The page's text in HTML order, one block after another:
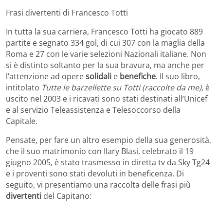
Frasi divertenti di Francesco Totti
In tutta la sua carriera, Francesco Totti ha giocato 889
partite e segnato 334 gol, di cui 307 con la maglia della
Roma e 27 con le varie selezioni Nazionali italiane. Non
si è distinto soltanto per la sua bravura, ma anche per
l’attenzione ad operesolidali e benefiche. Il suo libro,
intitolato Tutte le barzellette su Totti (raccolte da me), è
uscito nel 2003 e i ricavati sono stati destinati all’Unicef
e al servizio Teleassistenza e Telesoccorso della
Capitale.
Pensate, per fare un altro esempio della sua generosità,
che il suo matrimonio con Ilary Blasi, celebrato il 19
giugno 2005, è stato trasmesso in diretta tv da Sky Tg24
e i proventi sono stati devoluti in beneficenza. Di
seguito, vi presentiamo una raccolta delle frasi più
divertenti del Capitano: